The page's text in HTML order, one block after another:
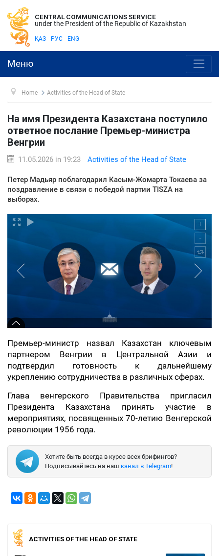
CENTRAL COMMUNICATIONS SERVICE
under the President of the Republic of Kazakhstan
ҚАЗ РУС ENG
Меню
Home Activities of the Head of State
На имя Президента Казахстана поступило
ответное послание Премьер-министра
Венгрии
11.05.2026 in 19:23 Activities of the Head of State
Петер Мадьяр поблагодарил Касым-Жомарта Токаева за
поздравление в связи с победой партии TISZA на
выборах.
Премьер-министр назвал Казахстан ключевым
партнером Венгрии в Центральной Азии и
подтвердил готовность к дальнейшему
укреплению сотрудничества в различных сферах.
Глава венгерского Правительства пригласил
Президента Казахстана принять участие в
мероприятиях, посвященных 70-летию Венгерской
революции 1956 года.
Хотите быть всегда в курсе всех брифингов?
Подписывайтесь на наш канал в Telegram!
ACTIVITIES OF THE HEAD OF STATE